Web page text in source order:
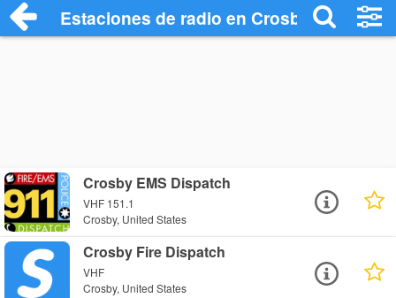
Estaciones de radio en Crosby -
Crosby EMS Dispatch
VHF 151.1
Crosby, United States
Crosby Fire Dispatch
VHF
Crosby, United States